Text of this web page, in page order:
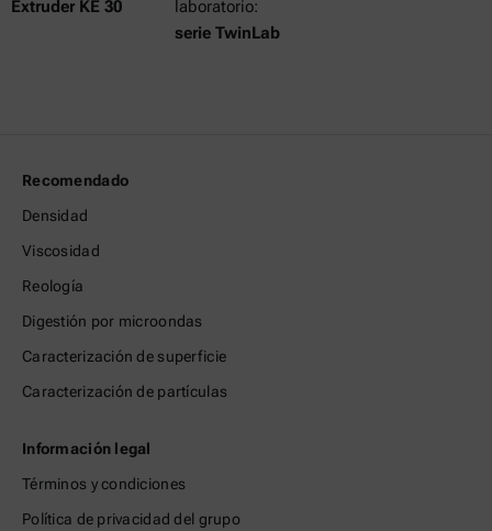
Extruder KE 30
laboratorio:
serie TwinLab
Recomendado
Densidad
Viscosidad
Reología
Digestión por microondas
Caracterización de superficie
Caracterización de partículas
Información legal
Términos y condiciones
Política de privacidad del grupo